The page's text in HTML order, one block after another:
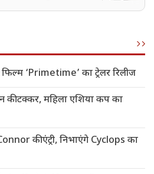
‘Primetime’ का ट्रेलर रिलीज
की टक्कर, महिला एशिया कप का
की एंट्री, निभाएंगे Cyclops का